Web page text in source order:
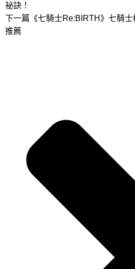
祕訣！
下一篇 《七騎士Re:BIRTH》七騎
推薦